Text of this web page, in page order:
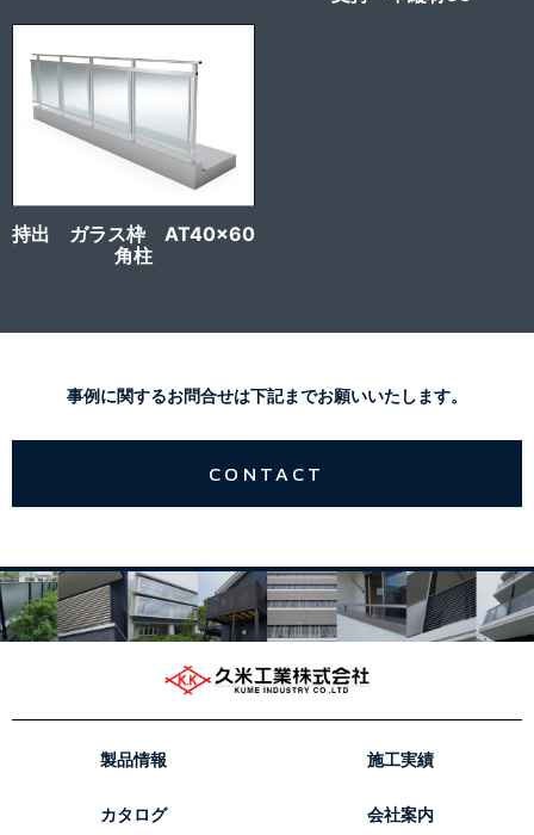
持出 ガラス枠 AT40x60
角柱
事例に関するお問合せは下記までお願いいたします。
CONTACT
製品情報 施工実績
カタログ 会社案内